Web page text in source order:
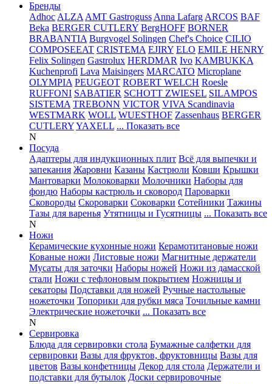
Бренды
Adhoc ALZA AMT Gastroguss Anna Lafarg ARCOS BAF
Beka BERGER CUTLERY BergHOFF BORNER
BRABANTIA Burgvogel Solingen Chef's Choice CILIO
COMPOSEEAT CRISTEMA EJIRY ELO EMILE HENRY
Felix Solingen Gastrolux HERDMAR Ivo KAMBUKKA
Kuchenprofi Lava Maisingers MARCATO Microplane
OLYMPIA PEUGEOT ROBERT WELCH Roesle
RUFFONI SABATIER SCHOTT ZWIESEL SILAMPOS
SISTEMA TREBONN VICTOR VIVA Scandinavia
WESTMARK WOLL WUESTHOF Zassenhaus BERGER
CUTLERYYAXELL ... Показать все
N
Посуда
Адаптеры для индукционных плит Всё для выпечки и
запекания Жаровни Казаны Кастрюли Ковши Крышки
Мантоварки Молоковарки Молочники Наборы для
фондю Наборы кастрюль и сковород Пароварки
Сковороды Скороварки Соковарки Сотейники Тажины
Тазы для варенья Утятницы и Гусятницы ... Показать все
N
Ножи
Керамические кухонные ножи Керамотитановые ножи
Кованые ножи Листовые ножи Магнитные держатели
Мусаты для заточки Наборы ножей Ножи из дамасской
стали Ножи с тефлоновым покрытием Ножницы и
секаторы Подставки для ножей Ручные настольные
ножеточки Топорики для рубки мяса Точильные камни
Электрические ножеточки ... Показать все
N
Сервировка
Блюда для сервировки стола Бумажные салфетки для
сервировки Вазы для фруктов, фруктовницы Вазы для
цветов Вазы конфетницы Декор для стола Держатели и
подставки для бутылок Доски сервировочные